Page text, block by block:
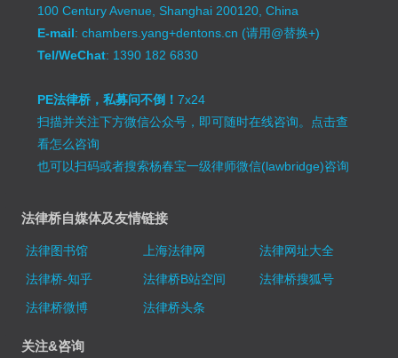
100 Century Avenue, Shanghai 200120, China
E-mail: chambers.yang+dentons.cn (请用@替换+)
Tel/WeChat: 1390 182 6830
PE法律桥，私募问不倒！7x24
扫描并关注下方微信公众号，即可随时在线咨询。 点击查
看怎么咨询
也可以扫码或者搜索杨春宝一级律师微信(lawbridge)咨询
法律桥自媒体及友情链接
法律图书馆 上海法律网
法律网址大全
法律桥-知乎
法律桥B站空间
法律桥搜狐号
法律桥微博
法律桥头条
关注&咨询